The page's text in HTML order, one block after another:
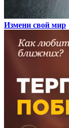
Измени свой мир